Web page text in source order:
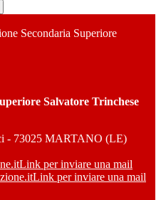
Secondaria Superiore
Salvatore Trinchese
- 73025 MARTANO (LE)
Link per inviare una mail
Link per inviare una mail